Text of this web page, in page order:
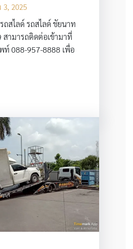
2025
ถสไลด์ รถสไลด์ ชัยนาท
สามารถติดต่อเข้ามาที่
ท์ 088-957-8888 เพื่อ